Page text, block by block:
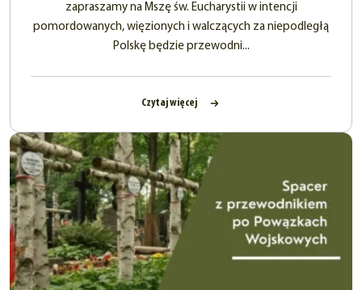
zapraszamy na Mszę św. Eucharystii w intencji
pomordowanych, więzionych i walczących za niepodległą
Polskę będzie przewodni...
Czytaj więcej